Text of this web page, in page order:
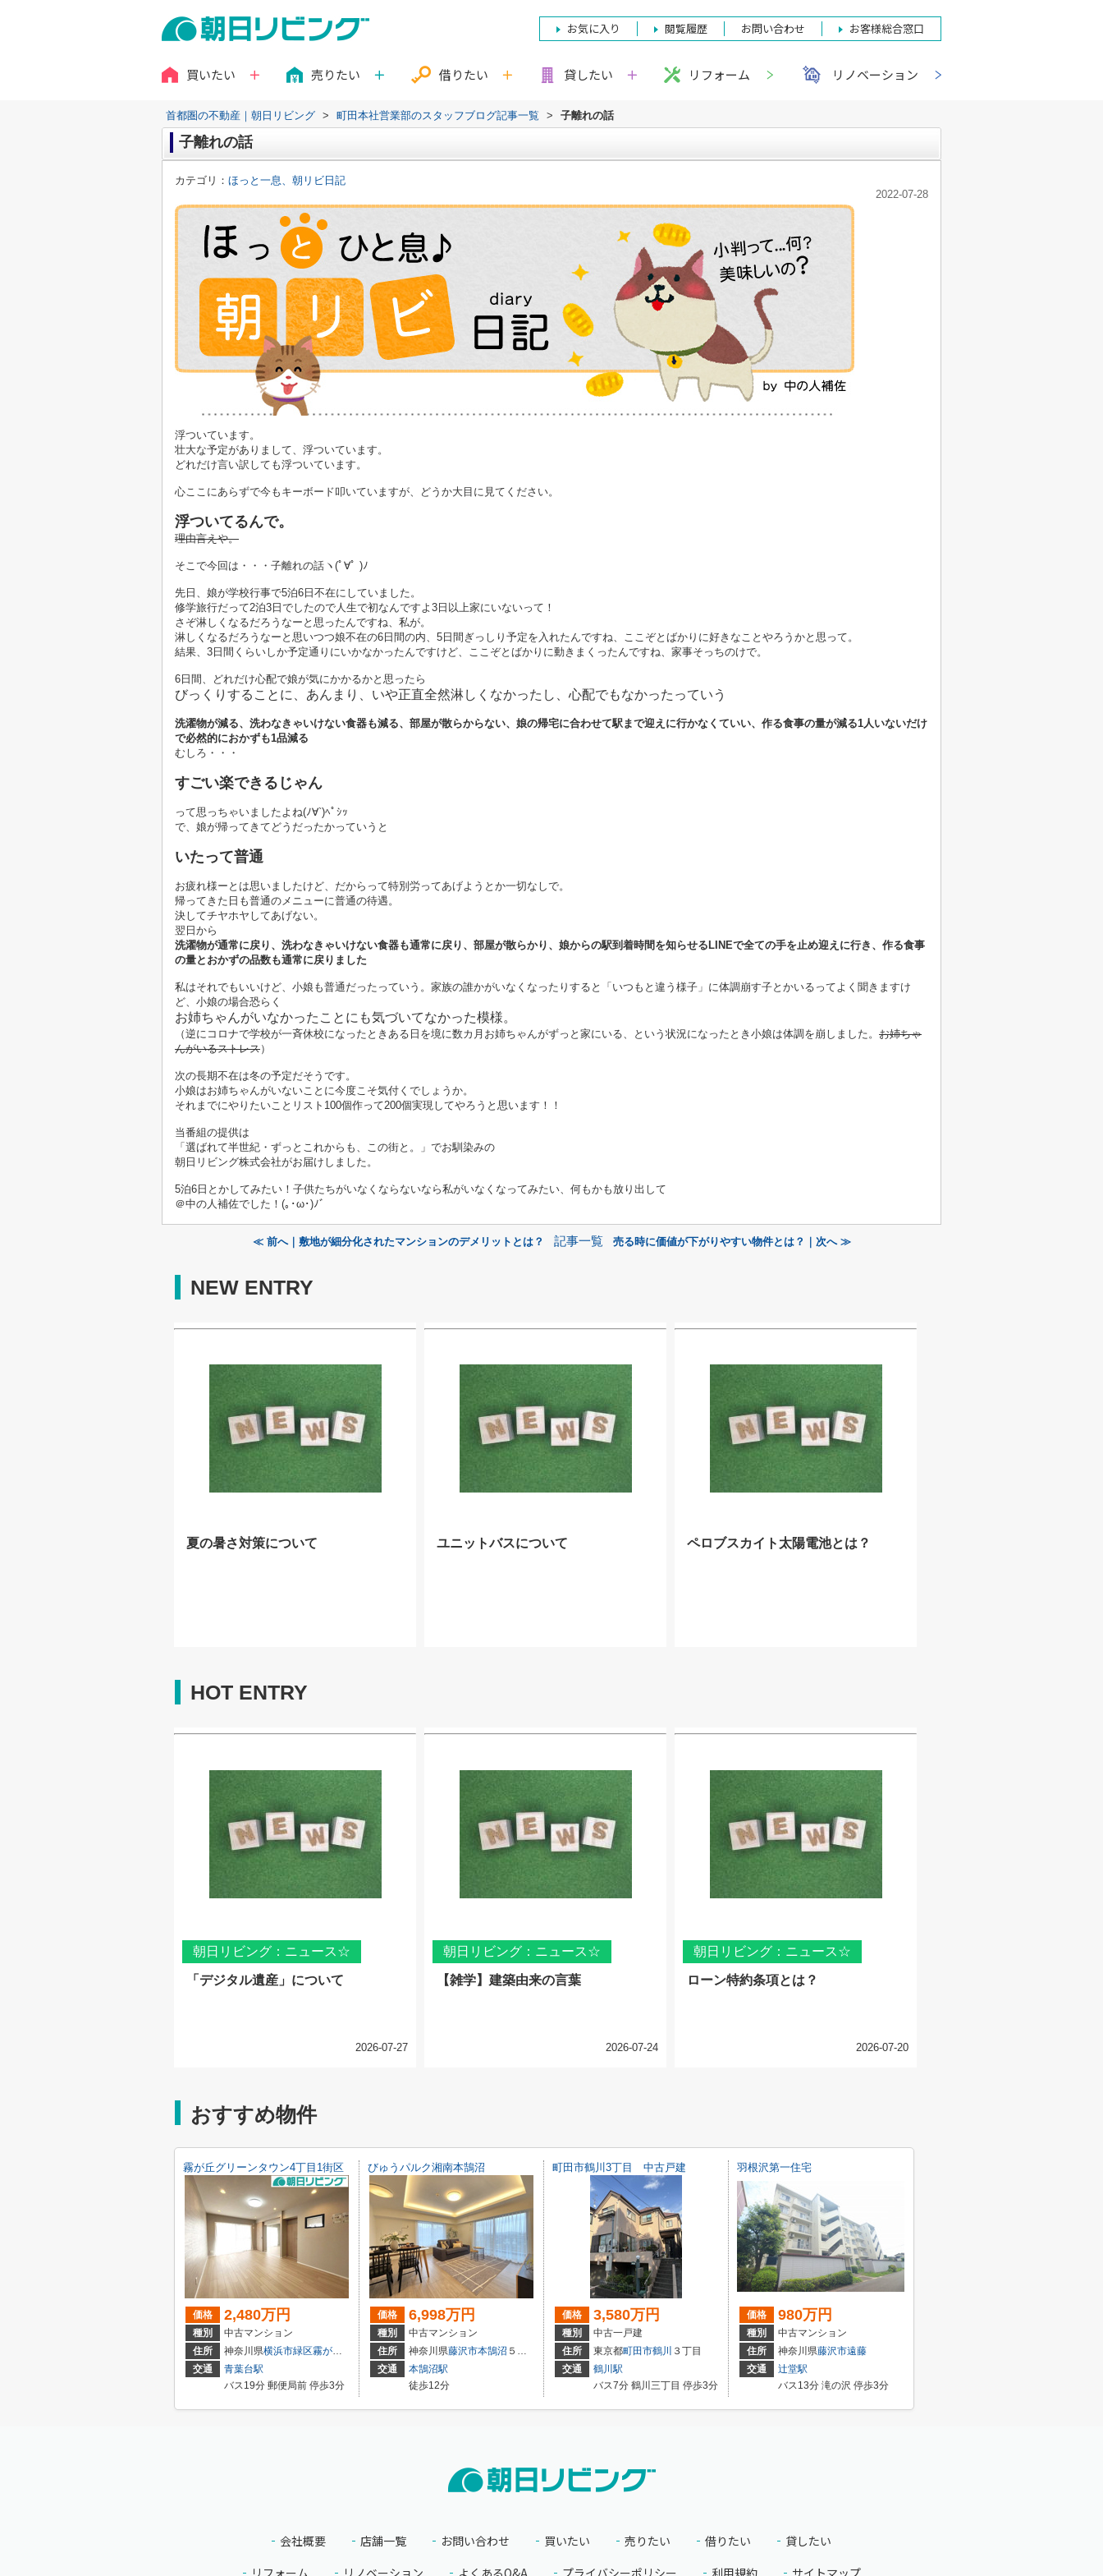
お気に入り 閲覧履歴 お問い合わせ お客様総合窓口
買いたい 売りたい 借りたい 貸したい リフォーム リノベーション
首都圏の不動産｜朝日リビング > 町田本社営業部のスタッフブログ記事一覧 > 子離れの話
子離れの話
カテゴリ： ほっと一息、朝リビ日記
2022-07-28
浮ついています。
壮大な予定がありまして、浮ついています。
どれだけ言い訳しても浮ついています。
心ここにあらずで今もキーボード叩いていますが、どうか大目に見てください。
浮ついてるんで。
理由言えや。
そこで今回は・・・子離れの話ヽ(ﾟ∀ﾟ )ﾉ
先日、娘が学校行事で5泊6日不在にしていました。
修学旅行だって2泊3日でしたので人生で初なんですよ3日以上家にいないって！
さぞ淋しくなるだろうなーと思ったんですね、私が。
淋しくなるだろうなーと思いつつ娘不在の6日間の内、5日間ぎっしり予定を入れたんですね、ここぞとばかりに好きなことやろうかと思って。
結果、3日間くらいしか予定通りにいかなかったんですけど、ここぞとばかりに動きまくったんですね、家事そっちのけで。
6日間、どれだけ心配で娘が気にかかるかと思ったら
びっくりすることに、あんまり、いや正直全然淋しくなかったし、心配でもなかったっていう
洗濯物が減る、洗わなきゃいけない食器も減る、部屋が散らからない、娘の帰宅に合わせて駅まで迎えに行かなくていい、作る食事の量が減る1人いないだけ
で必然的におかずも1品減る
むしろ・・・
すごい楽できるじゃん
って思っちゃいましたよね(ﾉ∀`)ﾍﾟｼｯ
で、娘が帰ってきてどうだったかっていうと
いたって普通
お疲れ様ーとは思いましたけど、だからって特別労ってあげようとか一切なしで。
帰ってきた日も普通のメニューに普通の待遇。
決してチヤホヤしてあげない。
翌日から
洗濯物が通常に戻り、洗わなきゃいけない食器も通常に戻り、部屋が散らかり、娘からの駅到着時間を知らせるLINEで全ての手を止め迎えに行き、作る食事
の量とおかずの品数も通常に戻りました
私はそれでもいいけど、小娘も普通だったっていう。家族の誰かがいなくなったりすると「いつもと違う様子」に体調崩す子とかいるってよく聞きますけ
ど、小娘の場合恐らく
お姉ちゃんがいなかったことにも気づいてなかった模様。
（逆にコロナで学校が一斉休校になったときある日を境に数カ月お姉ちゃんがずっと家にいる、という状況になったとき小娘は体調を崩しました。 お姉ちゃ
んがいるストレス）
次の長期不在は冬の予定だそうです。
小娘はお姉ちゃんがいないことに今度こそ気付くでしょうか。
それまでにやりたいことリスト100個作って200個実現してやろうと思います！！
当番組の提供は
「選ばれて半世紀・ずっとこれからも、この街と。」でお馴染みの
朝日リビング株式会社がお届けしました。
5泊6日とかしてみたい！子供たちがいなくならないなら私がいなくなってみたい、何もかも放り出して
＠中の人補佐でした！(｡･ω･)ﾉﾞ
≪ 前へ｜敷地が細分化されたマンションのデメリットとは？ 記事一覧 売る時に価値が下がりやすい物件とは？｜次へ ≫
NEW ENTRY
夏の暑さ対策について ユニットバスについて ペロブスカイト太陽電池とは？
HOT ENTRY
朝日リビング：ニュース☆
「デジタル遺産」について
2026-07-27
朝日リビング：ニュース☆
【雑学】建築由来の言葉
2026-07-24
朝日リビング：ニュース☆
ローン特約条項とは？
2026-07-20
おすすめ物件
霧が丘グリーンタウン4丁目1街区
価格 2,480万円
種別
中古マンション
住所
神奈川県横浜市緑区霧が丘
４丁目1-7
交通
青葉台駅
バス19分 郵便局前 停歩3分
びゅうパルク湘南本鵠沼
価格 6,998万円
種別
中古マンション
住所
神奈川県藤沢市本鵠沼 ５丁目
交通
本鵠沼駅
徒歩12分
町田市鶴川3丁目 中古戸建
価格 3,580万円
種別
中古一戸建
住所
東京都町田市鶴川 ３丁目
交通
鶴川駅
バス7分 鶴川三丁目 停歩3分
羽根沢第一住宅
価格 980万円
種別
中古マンション
住所
神奈川県藤沢市遠藤
交通
辻堂駅
バス13分 滝の沢 停歩3分
会社概要 店舗一覧 お問い合わせ 買いたい 売りたい 借りたい
貸したい
リフォーム
リノベーション よくあるQ&A プライバシーポリシー 利用規約 サイトマップ